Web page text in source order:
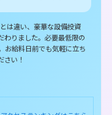
は違い、豪華な設備投資
わりました。必要最低限の
お給料日前でも気軽に立ち
さい！